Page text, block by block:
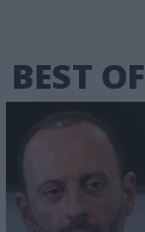
BEST OF